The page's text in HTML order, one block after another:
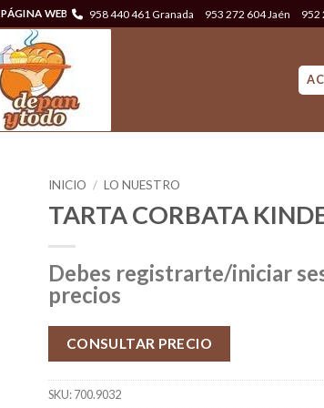
PÁGINA WEB 958 440 461 Granada 953 272 604 Jaén 952
INICIO / LO NUESTRO
TARTA CORBATA
Debes registrarte/iniciar
precios
CONSULTAR PRECIO
SKU:700.9032